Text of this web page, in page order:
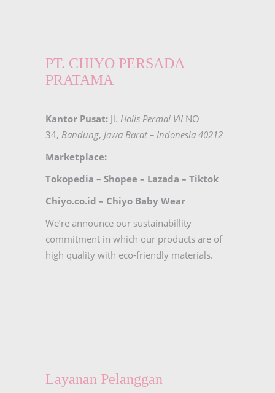
PT. CHIYO PERSADA
PRATAMA
Kantor Pusat: Jl. Holis Permai VII NO
34, Bandung, Jawa Barat – Indonesia 40212
Marketplace:
Tokopedia – Shopee – Lazada – Tiktok
Chiyo.co.id – Chiyo Baby Wear
We’re announce our sustainabillity
commitment in which our products are of
high quality with eco-friendly materials.
Layanan Pelanggan